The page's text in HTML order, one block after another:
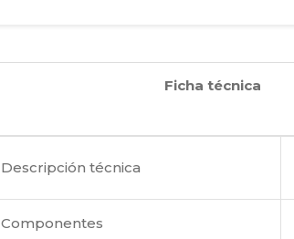
Ficha técnica
Descripción técnica
Componentes